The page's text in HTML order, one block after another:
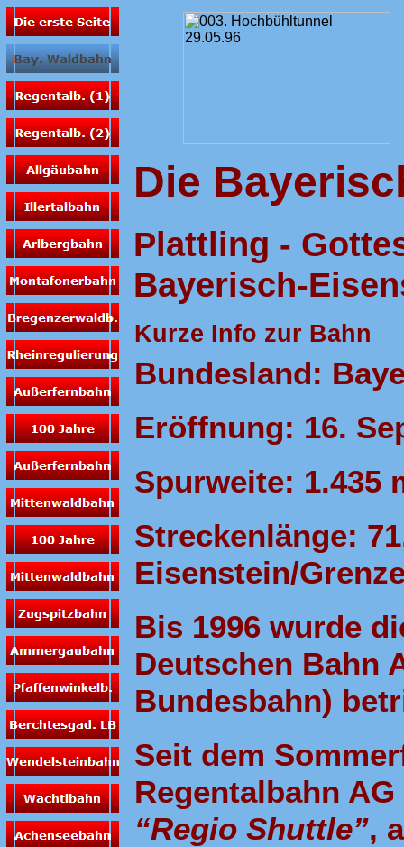
Die
Plattling -
Bayerisch-
Kurze Info zur Bahn
Bundesland:
Eröffnung: 16.
Spurweite: 1.435
Streckenlänge:
Eisenstein/
Bis 1996 wurde
Deutschen Bahn
Bundesbahn)
Seit dem
Regentalbahn
“Regio Shuttle”,